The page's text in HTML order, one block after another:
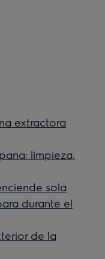
extractora
limpieza,
sola
durante el
de la